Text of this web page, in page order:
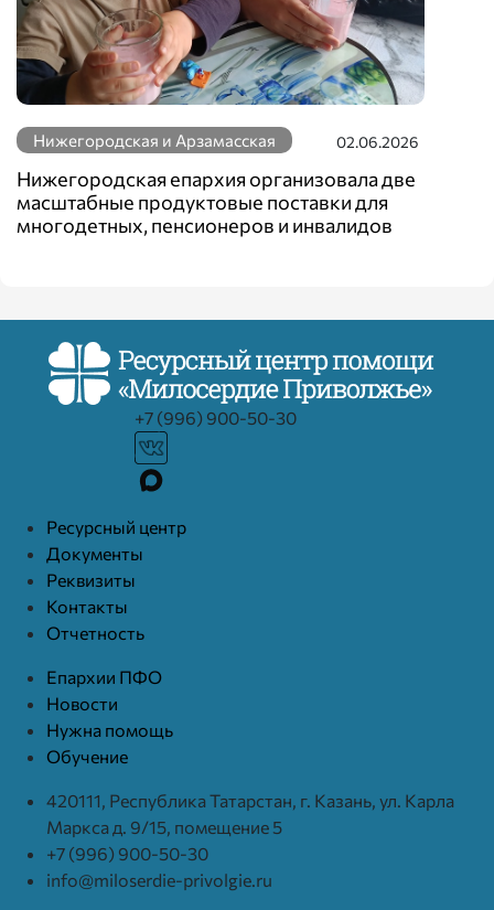
Нижегородская и Арзамасская 02.06.2026
Нижегородская епархия организовала две
масштабные продуктовые поставки для
многодетных, пенсионеров и инвалидов
+7 (996) 900-50-30
Ресурcный центр
Документы
Реквизиты
Контакты
Отчетность
Епархии ПФО
Новости
Нужна помощь
Обучение
420111, Республика Татарстан, г. Казань, ул. Карла
Маркса д. 9/15, помещение 5
+7 (996) 900-50-30
info@miloserdie-privolgie.ru